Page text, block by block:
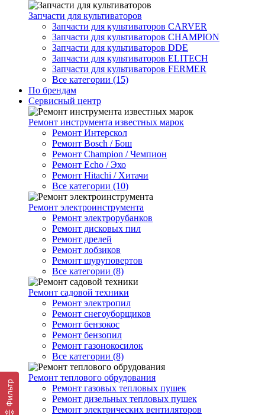
Запчасти для культиваторов
Запчасти для культиваторов CARVER
Запчасти для культиваторов CHAMPION
Запчасти для культиваторов DDE
Запчасти для культиваторов ELITECH
Запчасти для культиваторов FERMER
Все категории (15)
По брендам
Сервисный центр
Ремонт инструмента известных марок
Ремонт Интерскол
Ремонт Bosch / Бош
Ремонт Champion / Чемпион
Ремонт Echo / Эхо
Ремонт Hitachi / Хитачи
Все категории (10)
Ремонт электроинструмента
Ремонт электрорубанков
Ремонт дисковых пил
Ремонт дрелей
Ремонт лобзиков
Ремонт шуруповертов
Все категории (8)
Ремонт садовой техники
Ремонт электропил
Ремонт снегоуборщиков
Ремонт бензокос
Ремонт бензопил
Ремонт газонокосилок
Все категории (8)
Ремонт теплового обрудования
Ремонт газовых тепловых пушек
Ремонт дизельных тепловых пушек
Ремонт электрических вентиляторов
Фильтр